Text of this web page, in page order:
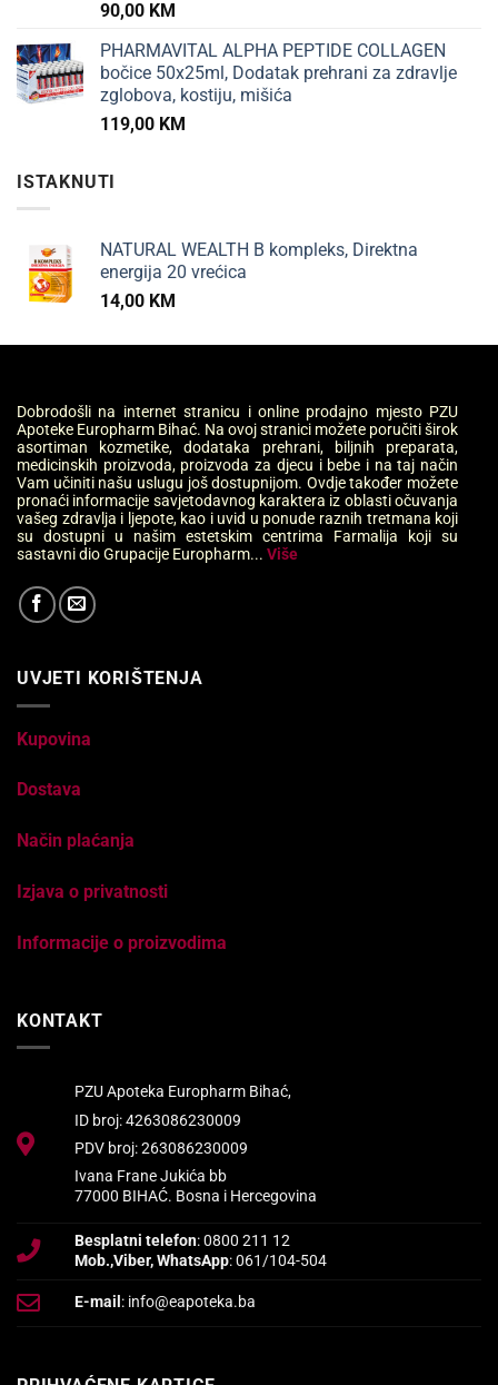
90,00 KM
PHARMAVITAL ALPHA PEPTIDE COLLAGEN
bočice 50x25ml, Dodatak prehrani za zdravlje
zglobova, kostiju, mišića
119,00 KM
ISTAKNUTI
NATURAL WEALTH B kompleks, Direktna
energija 20 vrećica
14,00 KM
Dobrodošli na internet stranicu i online prodajno mjesto PZU
Apoteke Europharm Bihać. Na ovoj stranici možete poručiti širok
asortiman kozmetike, dodataka prehrani, biljnih preparata,
medicinskih proizvoda, proizvoda za djecu i bebe i na taj način
Vam učiniti našu uslugu još dostupnijom. Ovdje također možete
pronaći informacije savjetodavnog karaktera iz oblasti očuvanja
vašeg zdravlja i ljepote, kao i uvid u ponude raznih tretmana koji
su dostupni u našim estetskim centrima Farmalija koji su
sastavni dio Grupacije Europharm... Više
UVJETI KORIŠTENJA
Kupovina
Dostava
Način plaćanja
Izjava o privatnosti
Informacije o proizvodima
KONTAKT
PZU Apoteka Europharm Bihać,
ID broj: 4263086230009
PDV broj: 263086230009
Ivana Frane Jukića bb
77000 BIHAĆ. Bosna i Hercegovina
Besplatni telefon: 0800 211 12
Mob.,Viber, WhatsApp: 061/104-504
E-mail : info@eapoteka.ba